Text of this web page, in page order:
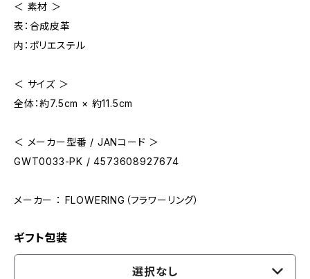
＜ 素材 ＞
表：合成皮革
内：ポリエステル
＜ サイズ ＞
全体：約7.5cm × 約11.5cm
＜ メーカー型番 / JANコード ＞
GWT0033-PK / 4573608927674
メーカー ： FLOWERING（フラワーリング）
ギフト包装
選択なし